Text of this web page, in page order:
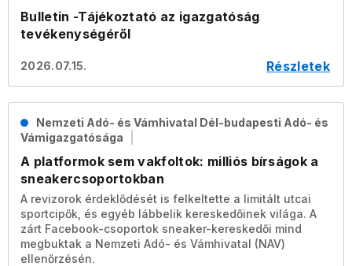
Bulletin -Tájékoztató az igazgatóság
tevékenységéről
2026.07.15. Részletek
Nemzeti Adó- és Vámhivatal Dél-budapesti Adó- és
Vámigazgatósága
A platformok sem vakfoltok: milliós bírságok a
sneakercsoportokban
A revizorok érdeklődését is felkeltette a limitált utcai
sportcipők, és egyéb lábbelik kereskedőinek világa. A
zárt Facebook-csoportok sneaker-kereskedői mind
megbuktak a Nemzeti Adó- és Vámhivatal (NAV)
ellenőrzésén.